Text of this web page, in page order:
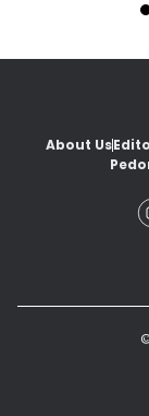
About Us